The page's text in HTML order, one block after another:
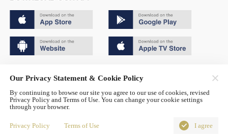
京公网安备 11010502050052号
Disinformation report hotline: 010-85061466
Our Privacy Statement & Cookie Policy
By continuing to browse our site you agree to our use of cookies, revised
Privacy Policy and Terms of Use. You can change your cookie settings
through your browser.
Privacy Policy Terms of Use I agree